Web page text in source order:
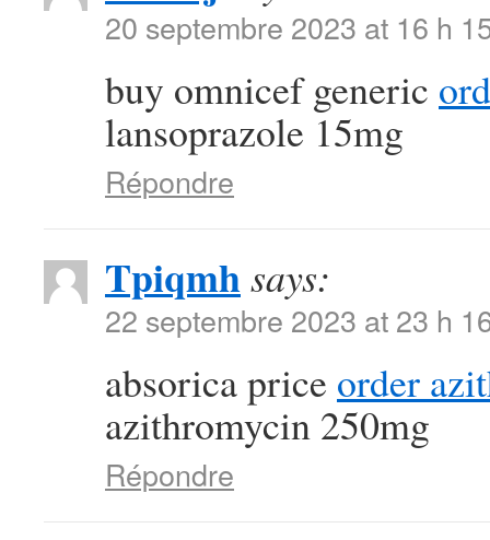
20 septembre 2023 at 16 h
buy omnicef generic
lansoprazole 15mg
Répondre
Tpiqmhsays:
22 septembre 2023 at 23 h
absorica price order
azithromycin 250mg
Répondre